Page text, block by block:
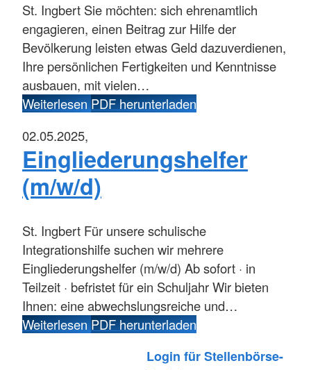
St. Ingbert Sie möchten: sich ehrenamtlich
engagieren, einen Beitrag zur Hilfe der
Bevölkerung leisten etwas Geld dazuverdienen,
Ihre persönlichen Fertigkeiten und Kenntnisse
ausbauen, mit vielen…
WeiterlesenPDF herunterladen
02.05.2025,
Eingliederungshelfer
(m/w/d)
St. Ingbert Für unsere schulische
Integrationshilfe suchen wir mehrere
Eingliederungshelfer (m/w/d) Ab sofort · in
Teilzeit · befristet für ein Schuljahr Wir bieten
Ihnen: eine abwechslungsreiche und…
WeiterlesenPDF herunterladen
Login für Stellenbörse-